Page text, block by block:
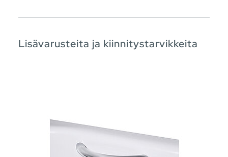
Lisävarusteita ja kiinnitystarvikkeita